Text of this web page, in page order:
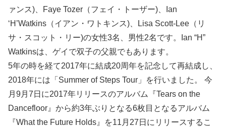
ァンス)、Faye Tozer（フェイ・トーザー)、Ian
‘H’Watkins（イアン・ワトキンス)、Lisa Scott-Lee（リ
サ・スコット・リー)の女性3名、男性2名です。Ian “H”
Watkinsは、ゲイで双子の父親でもあります。
5年の時を経て2017年に結成20周年を記念して再結成し、
2018年には「Summer of Steps Tour」を行いました。 今
月9月7日に2017年リリースのアルバム『Tears on the
Dancefloor』から約3年ぶりとなる6枚目となるアルバム
『What the Future Holds』を11月27日にリリースするこ